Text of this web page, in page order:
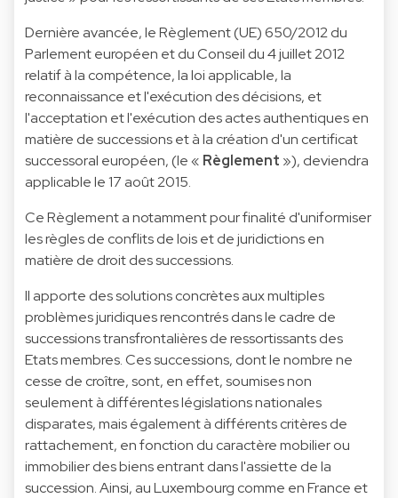
Dernière avancée, le Règlement (UE) 650/2012 du
Parlement européen et du Conseil du 4 juillet 2012
relatif à la compétence, la loi applicable, la
reconnaissance et l'exécution des décisions, et
l'acceptation et l'exécution des actes authentiques en
matière de successions et à la création d'un certificat
successoral européen, (le « Règlement »), deviendra
applicable le 17 août 2015.
Ce Règlement a notamment pour finalité d'uniformiser
les règles de conflits de lois et de juridictions en
matière de droit des successions.
Il apporte des solutions concrètes aux multiples
problèmes juridiques rencontrés dans le cadre de
successions transfrontalières de ressortissants des
Etats membres. Ces successions, dont le nombre ne
cesse de croître, sont, en effet, soumises non
seulement à différentes législations nationales
disparates, mais également à différents critères de
rattachement, en fonction du caractère mobilier ou
immobilier des biens entrant dans l'assiette de la
succession. Ainsi, au Luxembourg comme en France et